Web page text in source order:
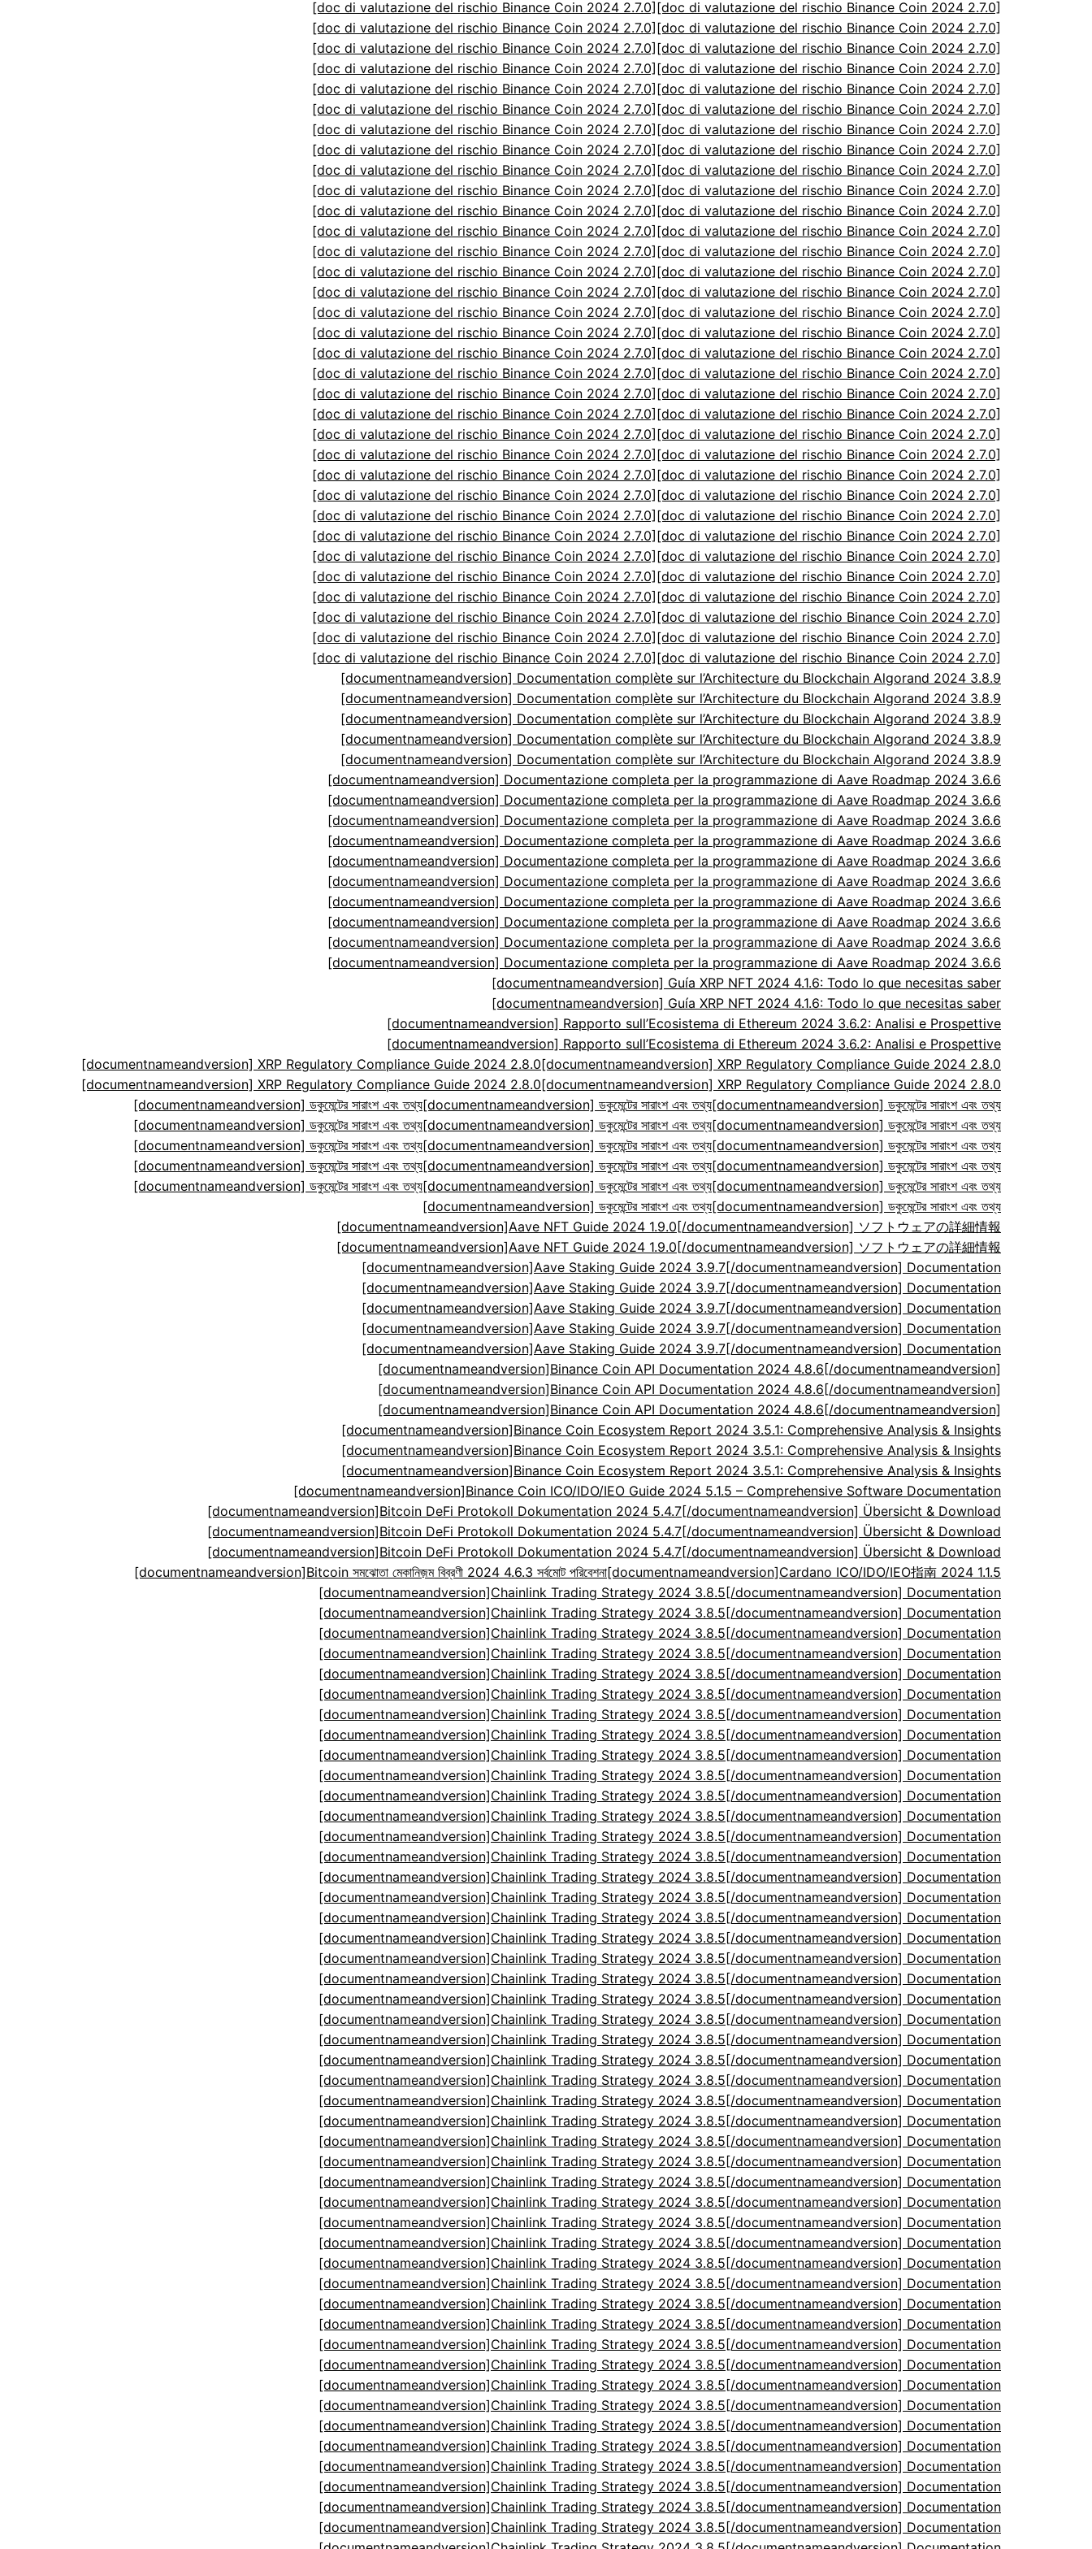
[doc di valutazione del rischio Binance Coin 2024 2.7.0] [doc di valutazione del rischio Binance Coin 2024 2.7.0]
[doc di valutazione del rischio Binance Coin 2024 2.7.0] [doc di valutazione del rischio Binance Coin 2024 2.7.0]
[doc di valutazione del rischio Binance Coin 2024 2.7.0] [doc di valutazione del rischio Binance Coin 2024 2.7.0]
[doc di valutazione del rischio Binance Coin 2024 2.7.0] [doc di valutazione del rischio Binance Coin 2024 2.7.0]
[doc di valutazione del rischio Binance Coin 2024 2.7.0] [doc di valutazione del rischio Binance Coin 2024 2.7.0]
[doc di valutazione del rischio Binance Coin 2024 2.7.0] [doc di valutazione del rischio Binance Coin 2024 2.7.0]
[doc di valutazione del rischio Binance Coin 2024 2.7.0] [doc di valutazione del rischio Binance Coin 2024 2.7.0]
[doc di valutazione del rischio Binance Coin 2024 2.7.0] [doc di valutazione del rischio Binance Coin 2024 2.7.0]
[doc di valutazione del rischio Binance Coin 2024 2.7.0] [doc di valutazione del rischio Binance Coin 2024 2.7.0]
[doc di valutazione del rischio Binance Coin 2024 2.7.0] [doc di valutazione del rischio Binance Coin 2024 2.7.0]
[doc di valutazione del rischio Binance Coin 2024 2.7.0] [doc di valutazione del rischio Binance Coin 2024 2.7.0]
[doc di valutazione del rischio Binance Coin 2024 2.7.0] [doc di valutazione del rischio Binance Coin 2024 2.7.0]
[doc di valutazione del rischio Binance Coin 2024 2.7.0] [doc di valutazione del rischio Binance Coin 2024 2.7.0]
[doc di valutazione del rischio Binance Coin 2024 2.7.0] [doc di valutazione del rischio Binance Coin 2024 2.7.0]
[doc di valutazione del rischio Binance Coin 2024 2.7.0] [doc di valutazione del rischio Binance Coin 2024 2.7.0]
[doc di valutazione del rischio Binance Coin 2024 2.7.0] [doc di valutazione del rischio Binance Coin 2024 2.7.0]
[doc di valutazione del rischio Binance Coin 2024 2.7.0] [doc di valutazione del rischio Binance Coin 2024 2.7.0]
[doc di valutazione del rischio Binance Coin 2024 2.7.0] [doc di valutazione del rischio Binance Coin 2024 2.7.0]
[doc di valutazione del rischio Binance Coin 2024 2.7.0] [doc di valutazione del rischio Binance Coin 2024 2.7.0]
[doc di valutazione del rischio Binance Coin 2024 2.7.0] [doc di valutazione del rischio Binance Coin 2024 2.7.0]
[doc di valutazione del rischio Binance Coin 2024 2.7.0] [doc di valutazione del rischio Binance Coin 2024 2.7.0]
[doc di valutazione del rischio Binance Coin 2024 2.7.0] [doc di valutazione del rischio Binance Coin 2024 2.7.0]
[doc di valutazione del rischio Binance Coin 2024 2.7.0] [doc di valutazione del rischio Binance Coin 2024 2.7.0]
[doc di valutazione del rischio Binance Coin 2024 2.7.0] [doc di valutazione del rischio Binance Coin 2024 2.7.0]
[doc di valutazione del rischio Binance Coin 2024 2.7.0] [doc di valutazione del rischio Binance Coin 2024 2.7.0]
[doc di valutazione del rischio Binance Coin 2024 2.7.0] [doc di valutazione del rischio Binance Coin 2024 2.7.0]
[doc di valutazione del rischio Binance Coin 2024 2.7.0] [doc di valutazione del rischio Binance Coin 2024 2.7.0]
[doc di valutazione del rischio Binance Coin 2024 2.7.0] [doc di valutazione del rischio Binance Coin 2024 2.7.0]
[doc di valutazione del rischio Binance Coin 2024 2.7.0] [doc di valutazione del rischio Binance Coin 2024 2.7.0]
[doc di valutazione del rischio Binance Coin 2024 2.7.0] [doc di valutazione del rischio Binance Coin 2024 2.7.0]
[doc di valutazione del rischio Binance Coin 2024 2.7.0] [doc di valutazione del rischio Binance Coin 2024 2.7.0]
[doc di valutazione del rischio Binance Coin 2024 2.7.0] [doc di valutazione del rischio Binance Coin 2024 2.7.0]
[doc di valutazione del rischio Binance Coin 2024 2.7.0] [doc di valutazione del rischio Binance Coin 2024 2.7.0]
[documentnameandversion] Documentation complète sur l’Architecture du Blockchain Algorand 2024 3.8.9
[documentnameandversion] Documentation complète sur l’Architecture du Blockchain Algorand 2024 3.8.9
[documentnameandversion] Documentation complète sur l’Architecture du Blockchain Algorand 2024 3.8.9
[documentnameandversion] Documentation complète sur l’Architecture du Blockchain Algorand 2024 3.8.9
[documentnameandversion] Documentation complète sur l’Architecture du Blockchain Algorand 2024 3.8.9
[documentnameandversion] Documentazione completa per la programmazione di Aave Roadmap 2024 3.6.6
[documentnameandversion] Documentazione completa per la programmazione di Aave Roadmap 2024 3.6.6
[documentnameandversion] Documentazione completa per la programmazione di Aave Roadmap 2024 3.6.6
[documentnameandversion] Documentazione completa per la programmazione di Aave Roadmap 2024 3.6.6
[documentnameandversion] Documentazione completa per la programmazione di Aave Roadmap 2024 3.6.6
[documentnameandversion] Documentazione completa per la programmazione di Aave Roadmap 2024 3.6.6
[documentnameandversion] Documentazione completa per la programmazione di Aave Roadmap 2024 3.6.6
[documentnameandversion] Documentazione completa per la programmazione di Aave Roadmap 2024 3.6.6
[documentnameandversion] Documentazione completa per la programmazione di Aave Roadmap 2024 3.6.6
[documentnameandversion] Documentazione completa per la programmazione di Aave Roadmap 2024 3.6.6
[documentnameandversion] Guía XRP NFT 2024 4.1.6: Todo lo que necesitas saber
[documentnameandversion] Guía XRP NFT 2024 4.1.6: Todo lo que necesitas saber
[documentnameandversion] Rapporto sull’Ecosistema di Ethereum 2024 3.6.2: Analisi e Prospettive
[documentnameandversion] Rapporto sull’Ecosistema di Ethereum 2024 3.6.2: Analisi e Prospettive
[documentnameandversion] XRP Regulatory Compliance Guide 2024 2.8.0[documentnameandversion] XRP Regulatory Compliance Guide 2024 2.8.0
[documentnameandversion] XRP Regulatory Compliance Guide 2024 2.8.0[documentnameandversion] XRP Regulatory Compliance Guide 2024 2.8.0
[documentnameandversion] ডকুমেন্টের সারাংশ এবং তথ্য[documentnameandversion] ডকুমেন্টের সারাংশ এবং তথ্য[documentnameandversion] ডকুমেন্টের সারাংশ এবং তথ্য
[documentnameandversion] ডকুমেন্টের সারাংশ এবং তথ্য[documentnameandversion] ডকুমেন্টের সারাংশ এবং তথ্য[documentnameandversion] ডকুমেন্টের সারাংশ এবং তথ্য
[documentnameandversion] ডকুমেন্টের সারাংশ এবং তথ্য[documentnameandversion] ডকুমেন্টের সারাংশ এবং তথ্য[documentnameandversion] ডকুমেন্টের সারাংশ এবং তথ্য
[documentnameandversion] ডকুমেন্টের সারাংশ এবং তথ্য[documentnameandversion] ডকুমেন্টের সারাংশ এবং তথ্য[documentnameandversion] ডকুমেন্টের সারাংশ এবং তথ্য
[documentnameandversion] ডকুমেন্টের সারাংশ এবং তথ্য[documentnameandversion] ডকুমেন্টের সারাংশ এবং তথ্য[documentnameandversion] ডকুমেন্টের সারাংশ এবং তথ্য
[documentnameandversion] ডকুমেন্টের সারাংশ এবং তথ্য[documentnameandversion] ডকুমেন্টের সারাংশ এবং তথ্য
[documentnameandversion]Aave NFT Guide 2024 1.9.0[/documentnameandversion] ソフトウェアの詳細情報
[documentnameandversion]Aave NFT Guide 2024 1.9.0[/documentnameandversion] ソフトウェアの詳細情報
[documentnameandversion]Aave Staking Guide 2024 3.9.7[/documentnameandversion] Documentation
[documentnameandversion]Aave Staking Guide 2024 3.9.7[/documentnameandversion] Documentation
[documentnameandversion]Aave Staking Guide 2024 3.9.7[/documentnameandversion] Documentation
[documentnameandversion]Aave Staking Guide 2024 3.9.7[/documentnameandversion] Documentation
[documentnameandversion]Aave Staking Guide 2024 3.9.7[/documentnameandversion] Documentation
[documentnameandversion]Binance Coin API Documentation 2024 4.8.6[/documentnameandversion]
[documentnameandversion]Binance Coin API Documentation 2024 4.8.6[/documentnameandversion]
[documentnameandversion]Binance Coin API Documentation 2024 4.8.6[/documentnameandversion]
[documentnameandversion]Binance Coin Ecosystem Report 2024 3.5.1: Comprehensive Analysis & Insights
[documentnameandversion]Binance Coin Ecosystem Report 2024 3.5.1: Comprehensive Analysis & Insights
[documentnameandversion]Binance Coin Ecosystem Report 2024 3.5.1: Comprehensive Analysis & Insights
[documentnameandversion]Binance Coin ICO/IDO/IEO Guide 2024 5.1.5 – Comprehensive Software Documentation
[documentnameandversion]Bitcoin DeFi Protokoll Dokumentation 2024 5.4.7[/documentnameandversion] Übersicht & Download
[documentnameandversion]Bitcoin DeFi Protokoll Dokumentation 2024 5.4.7[/documentnameandversion] Übersicht & Download
[documentnameandversion]Bitcoin DeFi Protokoll Dokumentation 2024 5.4.7[/documentnameandversion] Übersicht & Download
[documentnameandversion]Bitcoin সমঝোতা মেকানিজ়ম বিব্রণী 2024 4.6.3 সর্বমোট পরিবেশনা[documentnameandversion]Cardano ICO/IDO/IEO指南 2024 1.1.5
[documentnameandversion]Chainlink Trading Strategy 2024 3.8.5[/documentnameandversion] Documentation
[documentnameandversion]Chainlink Trading Strategy 2024 3.8.5[/documentnameandversion] Documentation
[documentnameandversion]Chainlink Trading Strategy 2024 3.8.5[/documentnameandversion] Documentation
[documentnameandversion]Chainlink Trading Strategy 2024 3.8.5[/documentnameandversion] Documentation
[documentnameandversion]Chainlink Trading Strategy 2024 3.8.5[/documentnameandversion] Documentation
[documentnameandversion]Chainlink Trading Strategy 2024 3.8.5[/documentnameandversion] Documentation
[documentnameandversion]Chainlink Trading Strategy 2024 3.8.5[/documentnameandversion] Documentation
[documentnameandversion]Chainlink Trading Strategy 2024 3.8.5[/documentnameandversion] Documentation
[documentnameandversion]Chainlink Trading Strategy 2024 3.8.5[/documentnameandversion] Documentation
[documentnameandversion]Chainlink Trading Strategy 2024 3.8.5[/documentnameandversion] Documentation
[documentnameandversion]Chainlink Trading Strategy 2024 3.8.5[/documentnameandversion] Documentation
[documentnameandversion]Chainlink Trading Strategy 2024 3.8.5[/documentnameandversion] Documentation
[documentnameandversion]Chainlink Trading Strategy 2024 3.8.5[/documentnameandversion] Documentation
[documentnameandversion]Chainlink Trading Strategy 2024 3.8.5[/documentnameandversion] Documentation
[documentnameandversion]Chainlink Trading Strategy 2024 3.8.5[/documentnameandversion] Documentation
[documentnameandversion]Chainlink Trading Strategy 2024 3.8.5[/documentnameandversion] Documentation
[documentnameandversion]Chainlink Trading Strategy 2024 3.8.5[/documentnameandversion] Documentation
[documentnameandversion]Chainlink Trading Strategy 2024 3.8.5[/documentnameandversion] Documentation
[documentnameandversion]Chainlink Trading Strategy 2024 3.8.5[/documentnameandversion] Documentation
[documentnameandversion]Chainlink Trading Strategy 2024 3.8.5[/documentnameandversion] Documentation
[documentnameandversion]Chainlink Trading Strategy 2024 3.8.5[/documentnameandversion] Documentation
[documentnameandversion]Chainlink Trading Strategy 2024 3.8.5[/documentnameandversion] Documentation
[documentnameandversion]Chainlink Trading Strategy 2024 3.8.5[/documentnameandversion] Documentation
[documentnameandversion]Chainlink Trading Strategy 2024 3.8.5[/documentnameandversion] Documentation
[documentnameandversion]Chainlink Trading Strategy 2024 3.8.5[/documentnameandversion] Documentation
[documentnameandversion]Chainlink Trading Strategy 2024 3.8.5[/documentnameandversion] Documentation
[documentnameandversion]Chainlink Trading Strategy 2024 3.8.5[/documentnameandversion] Documentation
[documentnameandversion]Chainlink Trading Strategy 2024 3.8.5[/documentnameandversion] Documentation
[documentnameandversion]Chainlink Trading Strategy 2024 3.8.5[/documentnameandversion] Documentation
[documentnameandversion]Chainlink Trading Strategy 2024 3.8.5[/documentnameandversion] Documentation
[documentnameandversion]Chainlink Trading Strategy 2024 3.8.5[/documentnameandversion] Documentation
[documentnameandversion]Chainlink Trading Strategy 2024 3.8.5[/documentnameandversion] Documentation
[documentnameandversion]Chainlink Trading Strategy 2024 3.8.5[/documentnameandversion] Documentation
[documentnameandversion]Chainlink Trading Strategy 2024 3.8.5[/documentnameandversion] Documentation
[documentnameandversion]Chainlink Trading Strategy 2024 3.8.5[/documentnameandversion] Documentation
[documentnameandversion]Chainlink Trading Strategy 2024 3.8.5[/documentnameandversion] Documentation
[documentnameandversion]Chainlink Trading Strategy 2024 3.8.5[/documentnameandversion] Documentation
[documentnameandversion]Chainlink Trading Strategy 2024 3.8.5[/documentnameandversion] Documentation
[documentnameandversion]Chainlink Trading Strategy 2024 3.8.5[/documentnameandversion] Documentation
[documentnameandversion]Chainlink Trading Strategy 2024 3.8.5[/documentnameandversion] Documentation
[documentnameandversion]Chainlink Trading Strategy 2024 3.8.5[/documentnameandversion] Documentation
[documentnameandversion]Chainlink Trading Strategy 2024 3.8.5[/documentnameandversion] Documentation
[documentnameandversion]Chainlink Trading Strategy 2024 3.8.5[/documentnameandversion] Documentation
[documentnameandversion]Chainlink Trading Strategy 2024 3.8.5[/documentnameandversion] Documentation
[documentnameandversion]Chainlink Trading Strategy 2024 3.8.5[/documentnameandversion] Documentation
[documentnameandversion]Chainlink Trading Strategy 2024 3.8.5[/documentnameandversion] Documentation
[documentnameandversion]Chainlink Trading Strategy 2024 3.8.5[/documentnameandversion] Documentation